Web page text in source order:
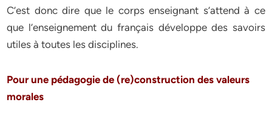
C’est donc dire que le corps enseignant s’attend à ce
que l’enseignement du français développe des savoirs
utiles à toutes les disciplines.
Pour une pédagogie de (re)construction des valeurs
morales